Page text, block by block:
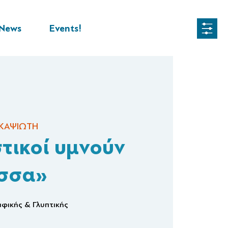
Events!
υμνούν
& Γλυπτικής